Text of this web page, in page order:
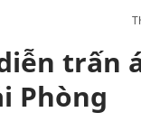
trấn
Phòng